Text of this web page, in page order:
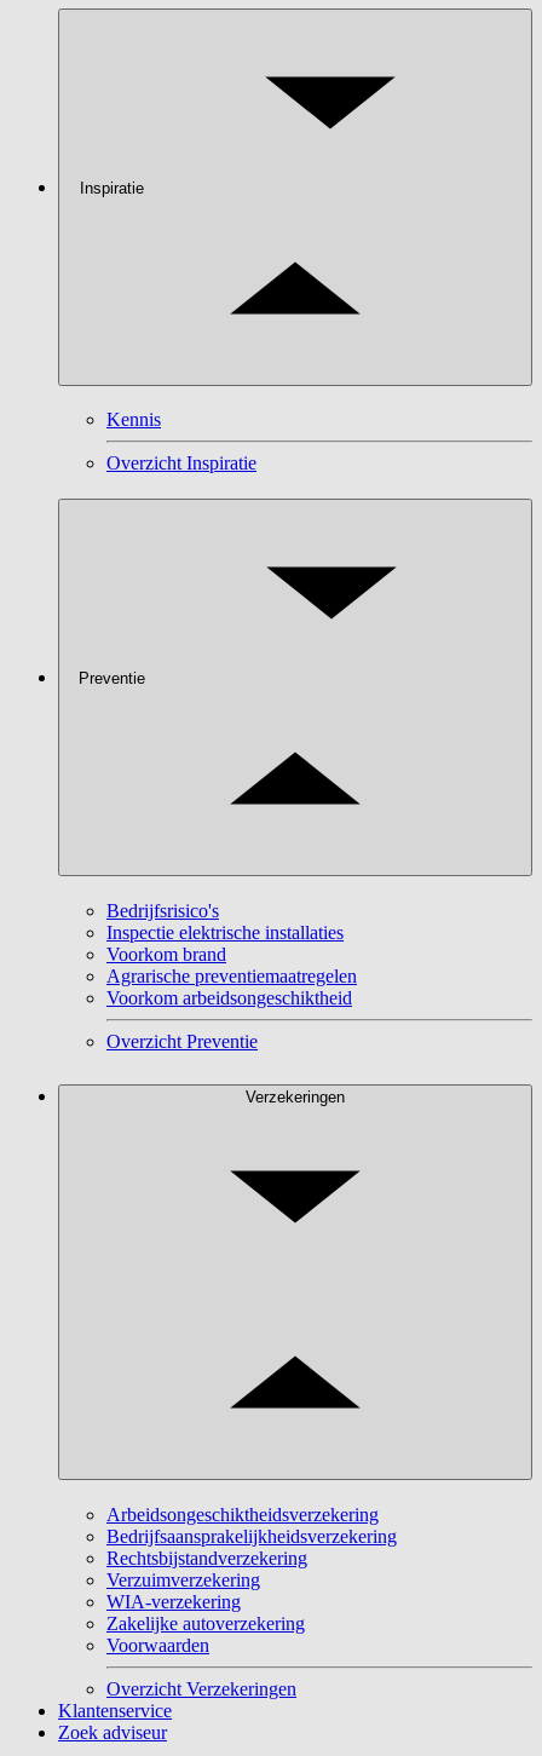
Inspiratie
Kennis
Overzicht Inspiratie
Preventie
Bedrijfsrisico's
Inspectie elektrische installaties
Voorkom brand
Agrarische preventiemaatregelen
Voorkom arbeidsongeschiktheid
Overzicht Preventie
Verzekeringen
Arbeidsongeschiktheidsverzekering
Bedrijfsaansprakelijkheidsverzekering
Rechtsbijstandverzekering
Verzuimverzekering
WIA-verzekering
Zakelijke autoverzekering
Voorwaarden
Overzicht Verzekeringen
Klantenservice
Zoek adviseur